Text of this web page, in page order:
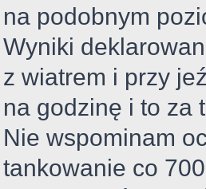
na podobnym
Wyniki
z wiatrem i przy
na godzinę i to za
Nie wspominam
tankowanie co